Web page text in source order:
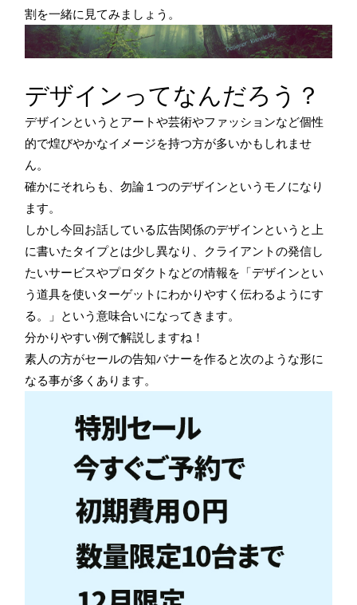
割を一緒に見てみましょう。
デザインってなんだろう？
デザインというとアートや芸術やファッションなど個性
的で煌びやかなイメージを持つ方が多いかもしれませ
ん。
確かにそれらも、勿論１つのデザインというモノになり
ます。
しかし今回お話している広告関係のデザインというと上
に書いたタイプとは少し異なり、クライアントの発信し
たいサービスやプロダクトなどの情報を「デザインとい
う道具を使いターゲットにわかりやすく伝わるようにす
る。」という意味合いになってきます。
分かりやすい例で解説しますね！
素人の方がセールの告知バナーを作ると次のような形に
なる事が多くあります。